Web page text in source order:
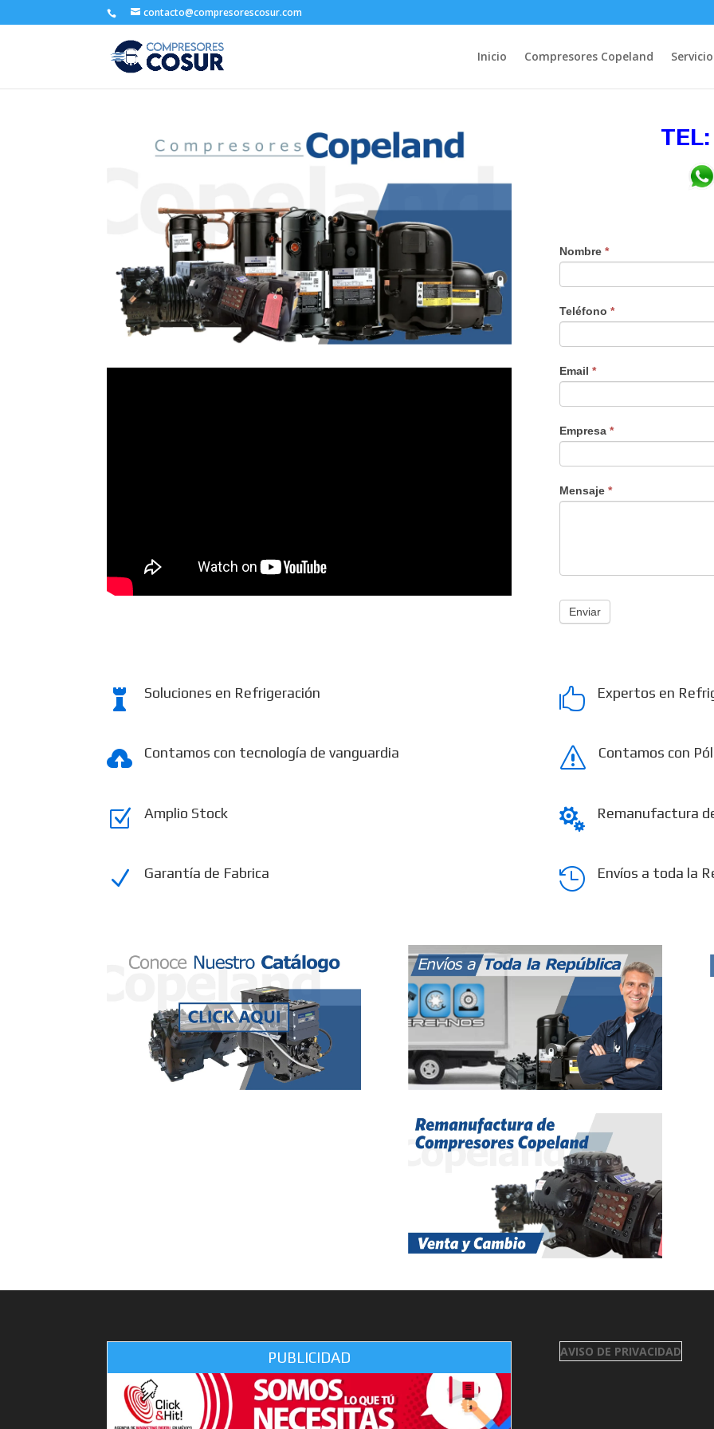
contacto@compresorescosur.com
Inicio Compresores Copeland
Nombre *
Teléfono *
Email *
Empresa *
Mensaje *
Enviar
 Soluciones en Refrigeración
 Contamos con tecnología de vanguardia
Z Amplio Stock
N Garantía de Fabrica
 Expertos en
s Contamos con
 Remanufactura
 Envíos a toda la
PUBLICIDAD AVISO DE PRIVACIDAD